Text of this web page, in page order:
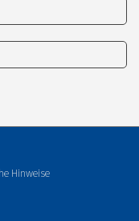
Hinweise